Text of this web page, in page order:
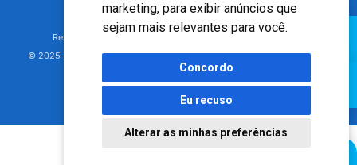
marketing, para exibir anúncios que
sejam mais relevantes para você.
Concordo
Eu recuso
Alterar as minhas preferências
Responsável Técnico: Dr. Luiz Antonio Nasi - CREMERS 11217
© 2025 - Hospital Moinhos de Vento - Registro Empresa (CRM-RS): 425